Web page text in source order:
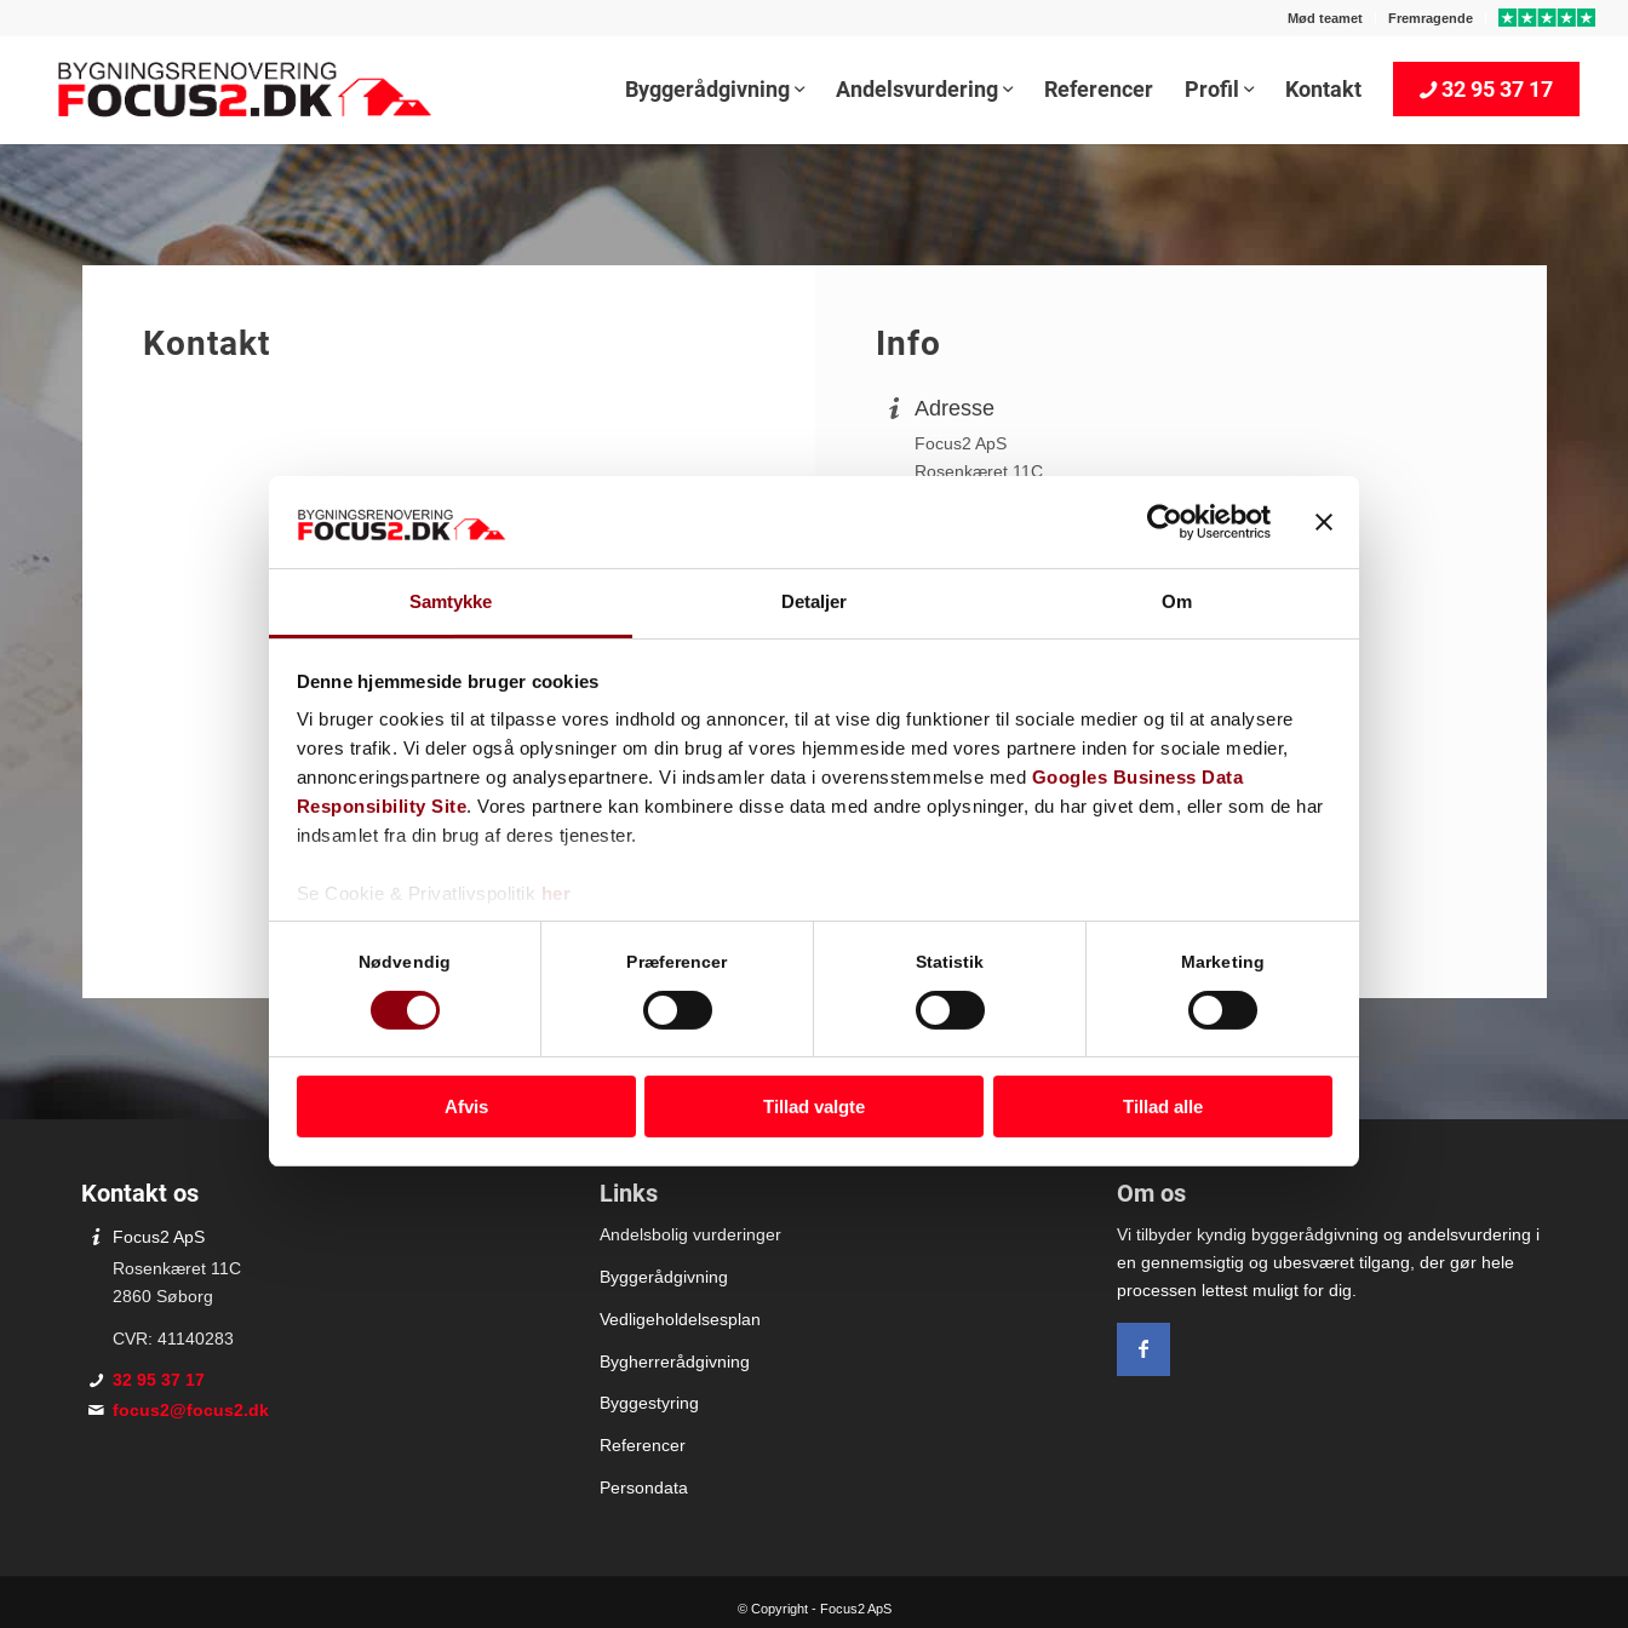
Samtykke Detaljer Om
Denne hjemmeside bruger cookies
Vi bruger cookies til at tilpasse vores indhold og annoncer, til at vise dig funktioner til sociale medier og til at analysere
vores trafik. Vi deler også oplysninger om din brug af vores hjemmeside med vores partnere inden for sociale medier,
annonceringspartnere og analysepartnere. Vi indsamler data i overensstemmelse med Googles Business Data
Responsibility Site. Vores partnere kan kombinere disse data med andre oplysninger, du har givet dem, eller som de har
indsamlet fra din brug af deres tjenester.
Se Cookie & Privatlivspolitik her
Nødvendig Præferencer Statistik Marketing
Afvis Tillad valgte Tillad alle
Mød teamet Fremragende
Byggerådgivning Andelsvurdering Referencer Profil Kontakt 32 95 37 17
Kontakt Info
Adresse
Focus2 ApS
Rosenkæret 11C
32 95 37 17
Bestil andelsvurdering
Kontakt os
Focus2 ApS
Rosenkæret 11C
2860 Søborg
CVR: 41140283
32 95 37 17
focus2@focus2.dk
Links
Andelsbolig vurderinger
Byggerådgivning
Vedligeholdelsesplan
Bygherrerådgivning
Byggestyring
Referencer
Persondata
Om os
Vi tilbyder kyndig byggerådgivning og andelsvurdering i
en gennemsigtig og ubesværet tilgang, der gør hele
processen lettest muligt for dig.
© Copyright - Focus2 ApS